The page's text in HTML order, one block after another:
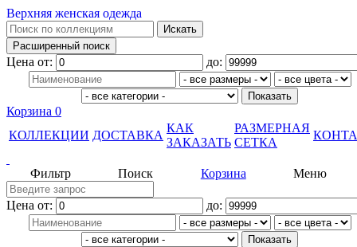
Верхняя женская одежда
Цена от: до:
Корзина 0
КОЛЛЕКЦИИ ДОСТАВКА
КАК
ЗАКАЗАТЬ
РАЗМЕРНАЯ
СЕТКА
Меню
Корзина
Поиск
Фильтр
Цена от: до: